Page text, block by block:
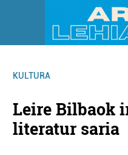
KULTURA
Leire Bilbaok
literatur saria